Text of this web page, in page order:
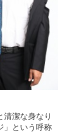
清潔な身なり
」という呼称